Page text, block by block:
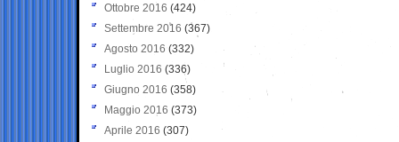
Ottobre 2016 (424)
Settembre 2016 (367)
Agosto 2016 (332)
Luglio 2016 (336)
Giugno 2016 (358)
Maggio 2016 (373)
Aprile 2016 (307)